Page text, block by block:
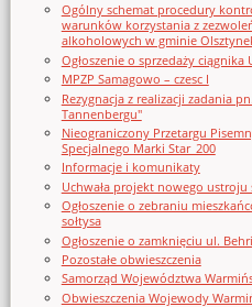
Ogólny schemat procedury
warunków korzystania z
alkoholowych w gminie
Ogłoszenie o sprzedaży ciągnika
MPZP Samagowo – czesc I
Rezygnacja z realizacji zadania
Tannenbergu"
Nieograniczony Przetargu
Specjalnego Marki Star_200
Informacje i komunikaty
Uchwała projekt nowego ustroju
Ogłoszenie o zebraniu
sołtysa
Ogłoszenie o zamknięciu ul.
Pozostałe obwieszczenia
Samorząd Województwa
Obwieszczenia Wojewody